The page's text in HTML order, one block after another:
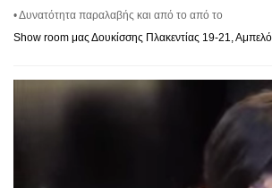
• Δυνατότητα παραλαβής και από το από το
Show room μας Δουκίσσης Πλακεντίας 19-21,